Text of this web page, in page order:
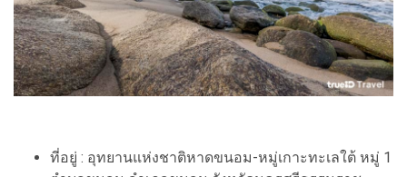
ที่อยู่ : อุทยานแห่งชาติหาดขนอม-หมู่เกาะทะเลใต้ หมู่ 1